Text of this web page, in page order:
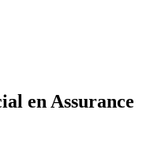
en Assurance